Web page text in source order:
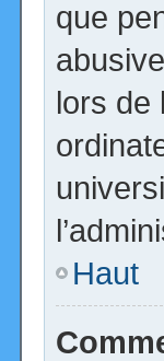
que
lors de
Haut